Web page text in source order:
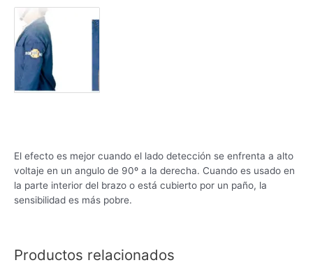
El efecto es mejor cuando el lado detección se enfrenta a alto
voltaje en un angulo de 90º a la derecha. Cuando es usado en
la parte interior del brazo o está cubierto por un paño, la
sensibilidad es más pobre.
Productos relacionados